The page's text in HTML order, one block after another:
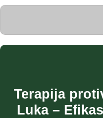
Terapija
Luka –